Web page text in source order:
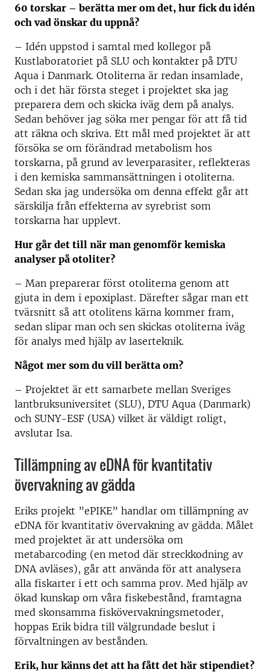
60 torskar – berätta mer om det, hur fick du idén
och vad önskar du uppnå?
– Idén uppstod i samtal med kollegor på
Kustlaboratoriet på SLU och kontakter på DTU
Aqua i Danmark. Otoliterna är redan insamlade,
och i det här första steget i projektet ska jag
preparera dem och skicka iväg dem på analys.
Sedan behöver jag söka mer pengar för att få tid
att räkna och skriva. Ett mål med projektet är att
försöka se om förändrad metabolism hos
torskarna, på grund av leverparasiter, reflekteras
i den kemiska sammansättningen i otoliterna.
Sedan ska jag undersöka om denna effekt går att
särskilja från effekterna av syrebrist som
torskarna har upplevt.
Hur går det till när man genomför kemiska
analyser på otoliter?
– Man preparerar först otoliterna genom att
gjuta in dem i epoxiplast. Därefter sågar man ett
tvärsnitt så att otolitens kärna kommer fram,
sedan slipar man och sen skickas otoliterna iväg
för analys med hjälp av laserteknik.
Något mer som du vill berätta om?
– Projektet är ett samarbete mellan Sveriges
lantbruksuniversitet (SLU), DTU Aqua (Danmark)
och SUNY-ESF (USA) vilket är väldigt roligt,
avslutar Isa.
Tillämpning av eDNA för kvantitativ
övervakning av gädda
Eriks projekt ”ePIKE” handlar om tillämpning av
eDNA för kvantitativ övervakning av gädda. Målet
med projektet är att undersöka om
metabarcoding (en metod där streckkodning av
DNA avläses), går att använda för att analysera
alla fiskarter i ett och samma prov. Med hjälp av
ökad kunskap om våra fiskebestånd, framtagna
med skonsamma fiskövervakningsmetoder,
hoppas Erik bidra till välgrundade beslut i
förvaltningen av bestånden.
Erik, hur känns det att ha fått det här stipendiet?